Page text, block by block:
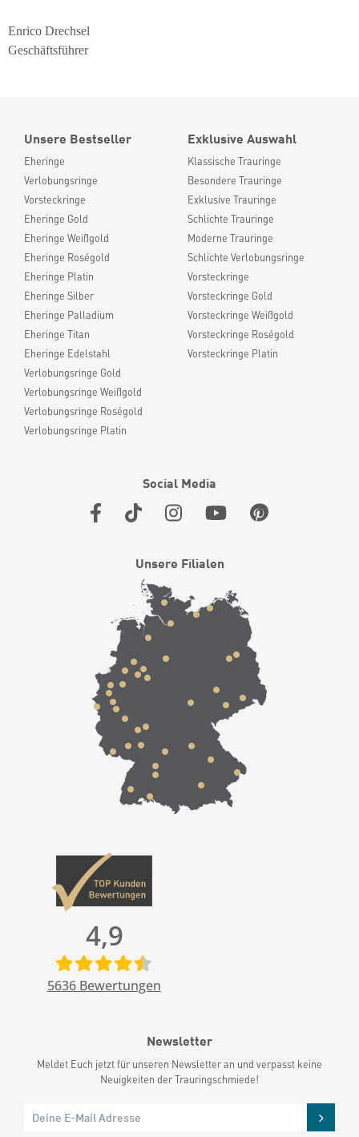
Enrico Drechsel
Geschäftsführer
Unsere Bestseller
Eheringe
Verlobungsringe
Vorsteckringe
Eheringe Gold
Eheringe Weißgold
Eheringe Roségold
Eheringe Platin
Eheringe Silber
Eheringe Palladium
Eheringe Titan
Eheringe Edelstahl
Verlobungsringe Gold
Verlobungsringe Weißgold
Verlobungsringe Roségold
Verlobungsringe Platin
Exklusive Auswahl
Klassische Trauringe
Besondere Trauringe
Exklusive Trauringe
Schlichte Trauringe
Moderne Trauringe
Schlichte Verlobungsringe
Vorsteckringe
Vorsteckringe Gold
Vorsteckringe Weißgold
Vorsteckringe Roségold
Vorsteckringe Platin
Social Media
Unsere Filialen
4,9
5636 Bewertungen
Newsletter
Meldet Euch jetzt für unseren Newsletter an und verpasst keine
Neuigkeiten der Trauringschmiede!